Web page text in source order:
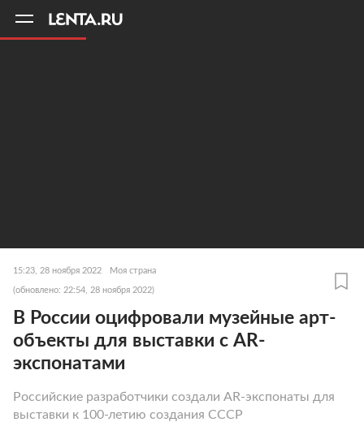
15:23, 28 ноября 2022 Моя страна
(обновлено: 22:54, 28 ноября 2022)
В России оцифровали музейные арт-
объекты для выставки с AR-
экспонатами
Российские разработчики создали AR-экспонаты для
выставки к 100-летию создания СССР